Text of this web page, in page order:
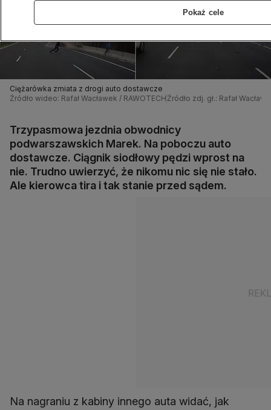
Ciężarówka zmiata z drogi auto dostawcze
Źródło wideo: Rafał Wacławek / RAWOTECH Źródło zdj. gł.: Rafał
Trzypasmowa jezdnia obwodnicy
podwarszawskich Marek. Na poboczu auto
dostawcze. Ciągnik siodłowy pędzi wprost na
nie. Trudno uwierzyć, że nikomu nic się nie stało.
Ale kierowca tira i tak stanie przed sądem.
Na nagraniu z kabiny innego auta widać, jak
Pokaż cele